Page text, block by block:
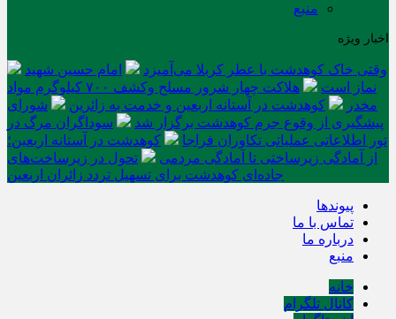
منبع
اخبار ویژه
وقتی خاک کوهدشت با عطر کربلا می‌آمیزد
امام حسین شهید
نماز است
هلاکت چهار شرور مسلح وکشف ۷۰۰ کیلوگرم مواد
مخدر
کوهدشت در آستانه اربعین و خدمت‌ به زائرین
شورای
پیشگیری از وقوع جرم کوهدشت برگزار شد
سوداگران مرگ در
تور اطلاعاتی عملیاتی تکاوران فراجا
کوهدشت در آستانه اربعین؛
از آمادگی زیرساختی تا آمادگی مردمی
تحول در زیرساخت‌های
جاده‌ای کوهدشت برای تسهیل تردد زائران اربعین
پیوندها
تماس با ما
درباره ما
منبع
خانه
کانال تلگرام